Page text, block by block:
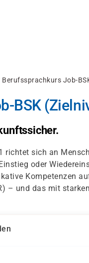
Job-
BSK
richtet sich an
oder
Kompetenzen
– und das mit